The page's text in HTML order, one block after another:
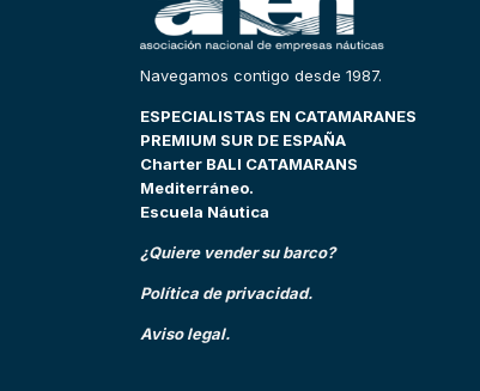
Navegamos contigo desde 1987.
ESPECIALISTAS EN CATAMARANES
PREMIUM SUR DE ESPAÑA
Charter BALI CATAMARANS
Mediterráneo.
Escuela Náutica
¿Quiere vender su barco?
Política de privacidad.
Aviso legal.